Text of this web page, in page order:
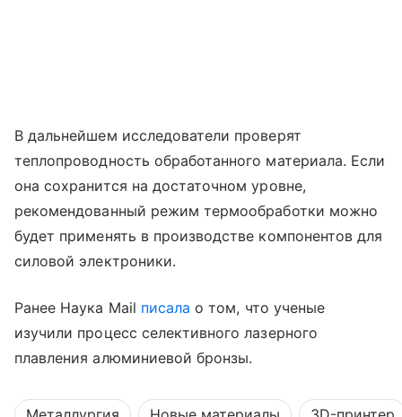
В дальнейшем исследователи проверят
теплопроводность обработанного материала. Если
она сохранится на достаточном уровне,
рекомендованный режим термообработки можно
будет применять в производстве компонентов для
силовой электроники.
Ранее Наука Mail писала о том, что ученые
изучили процесс селективного лазерного
плавления алюминиевой бронзы.